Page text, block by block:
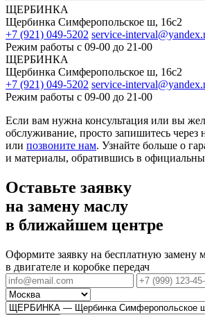
ЩЕРБИНКА
Щербинка Симферопольское ш, 16с2
+7 (921) 049-5202 service-
Режим работы с 09-00 до 21-00
ЩЕРБИНКА
Щербинка Симферопольское ш, 16с2
+7 (921) 049-5202 service-
Режим работы с 09-00 до 21-00
Если вам нужна консультация или вы
обслуживание, просто запишитесь через
или позвоните нам. Узнайте больше о
и материалы, обратившись в
Оставьте заявку
на замену маслу
в ближайшем центре
Оформите заявку на бесплатную замену
в двигателе и коробке передач